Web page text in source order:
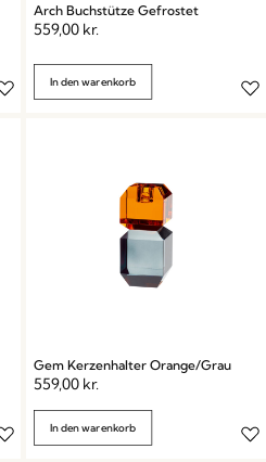
Arch Buchstütze Gefrostet
559,00 kr.
In den warenkorb
Gem Kerzenhalter Orange/Grau
559,00 kr.
In den warenkorb